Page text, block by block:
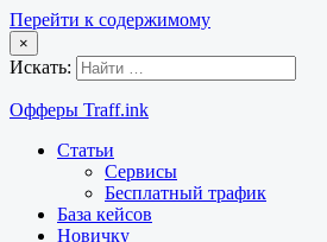
Перейти к содержимому
×
Искать:
Офферы Traff.ink
Статьи
Сервисы
Бесплатный трафик
База кейсов
Новичку